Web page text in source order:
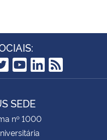
YouTube
LinkedIn
RSS
SEDE
nº 1000